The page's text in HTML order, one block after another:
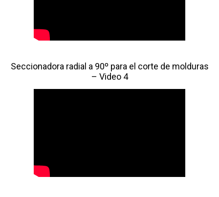
Seccionadora radial a 90º para el corte de molduras
– Video 4